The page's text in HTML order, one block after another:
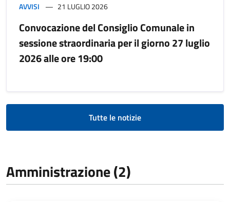
AVVISI 21 LUGLIO 2026
Convocazione del Consiglio Comunale in
sessione straordinaria per il giorno 27 luglio
2026 alle ore 19:00
Tutte le notizie
Amministrazione (2)